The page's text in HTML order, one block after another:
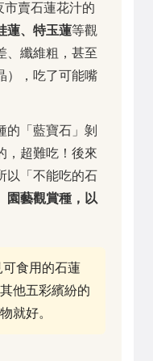
市賣石蓮花汁的
蓮、特玉蓮等觀
、纖維粗，甚至
），吃了可能嘴
「藍寶石」剝
，超難吃！後來
以「不能吃的石
園藝觀賞種，以
食用的石蓮
他五彩繽紛的
就好。